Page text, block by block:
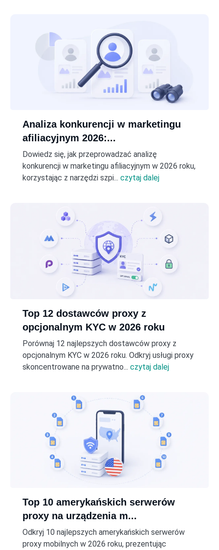
Analiza konkurencji w marketingu
afiliacyjnym 2026:...
Dowiedz się, jak przeprowadzać analizę
konkurencji w marketingu afiliacyjnym w 2026 roku,
korzystając z narzędzi szpi... czytaj dalej
Top 12 dostawców proxy z
opcjonalnym KYC w 2026 roku
Porównaj 12 najlepszych dostawców proxy z
opcjonalnym KYC w 2026 roku. Odkryj usługi proxy
skoncentrowane na prywatno... czytaj dalej
Top 10 amerykańskich serwerów
proxy na urządzenia m...
Odkryj 10 najlepszych amerykańskich serwerów
proxy mobilnych w 2026 roku, prezentując